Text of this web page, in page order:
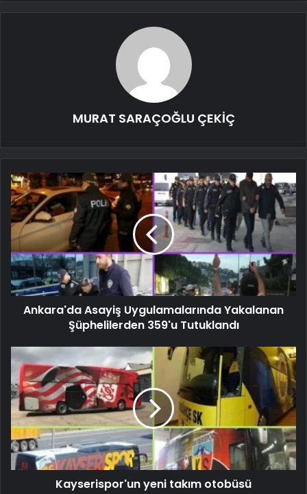
MURAT SARAÇOĞLU ÇEKİÇ
Ankara'da Asayiş Uygulamalarında Yakalanan
Şüphelilerden 359'u Tutuklandı
Kayserispor'un yeni takım otobüsü